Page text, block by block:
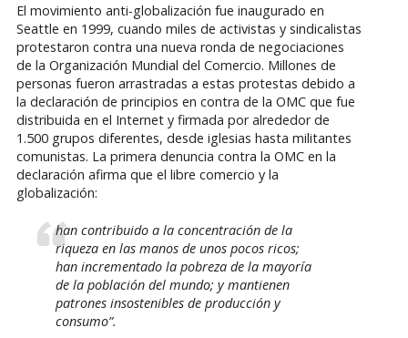
El movimiento anti-globalización fue inaugurado en
Seattle en 1999, cuando miles de activistas y sindicalistas
protestaron contra una nueva ronda de negociaciones
de la Organización Mundial del Comercio. Millones de
personas fueron arrastradas a estas protestas debido a
la declaración de principios en contra de la OMC que fue
distribuida en el Internet y firmada por alrededor de
1.500 grupos diferentes, desde iglesias hasta militantes
comunistas. La primera denuncia contra la OMC en la
declaración afirma que el libre comercio y la
globalización:
han contribuido a la concentración de la
riqueza en las manos de unos pocos ricos;
han incrementado la pobreza de la mayoría
de la población del mundo; y mantienen
patrones insostenibles de producción y
consumo”.